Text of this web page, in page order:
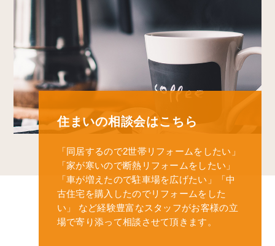
住まいの相談会はこちら
「同居するので2世帯リフォームをしたい」
「家が寒いので断熱リフォームをしたい」
「車が増えたので駐車場を広げたい」
「中
古住宅を購入したのでリフォームをした
い」
など経験豊富なスタッフがお客様の立
場で寄り添って相談させて頂きます。